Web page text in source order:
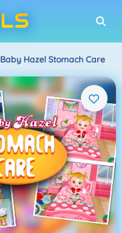
Baby Hazel Stomach Care